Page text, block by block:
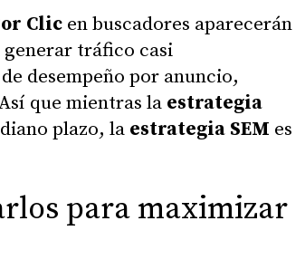
Clic en buscadores aparecerán
generar tráfico casi
desempeño por anuncio,
que mientras la estrategia
plazo, la estrategia SEM es
para maximizar